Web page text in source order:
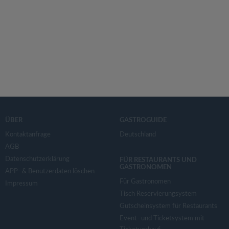
ÜBER
Kontaktanfrage
AGB
Datenschutzerklärung
APP- & Benutzerdaten löschen
Impressum
GASTROGUIDE
Deutschland
FÜR RESTAURANTS UND
GASTRONOMEN
Für Gastronomen
Tisch Reservierungsystem
Gutscheinsystem für Restaurants
Event- und Ticketsystem mit